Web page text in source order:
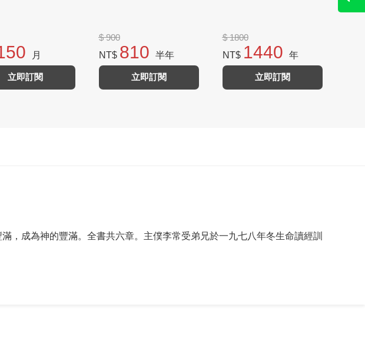
月
立即訂閱
$ 900
NT$ 810 半年
立即訂閱
$ 1800
NT$ 1440 年
立即訂閱
，成為神的豐滿。全書共六章。主僕李常受弟兄於一九七八年冬生命讀經訓